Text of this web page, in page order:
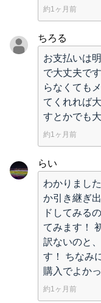
約1ヶ月前
ちろる
お支払いは
で大丈夫で
らなくても
てくれれば
すとかでも
約1ヶ月前
らい
わかりまし
か引き継ぎ
ドしてみる
てみます！
訳ないのと
す！ ちなみ
購入でよか
約1ヶ月前